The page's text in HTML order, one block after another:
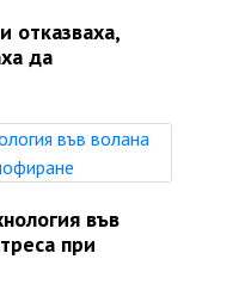
отказваха,
да
във
при